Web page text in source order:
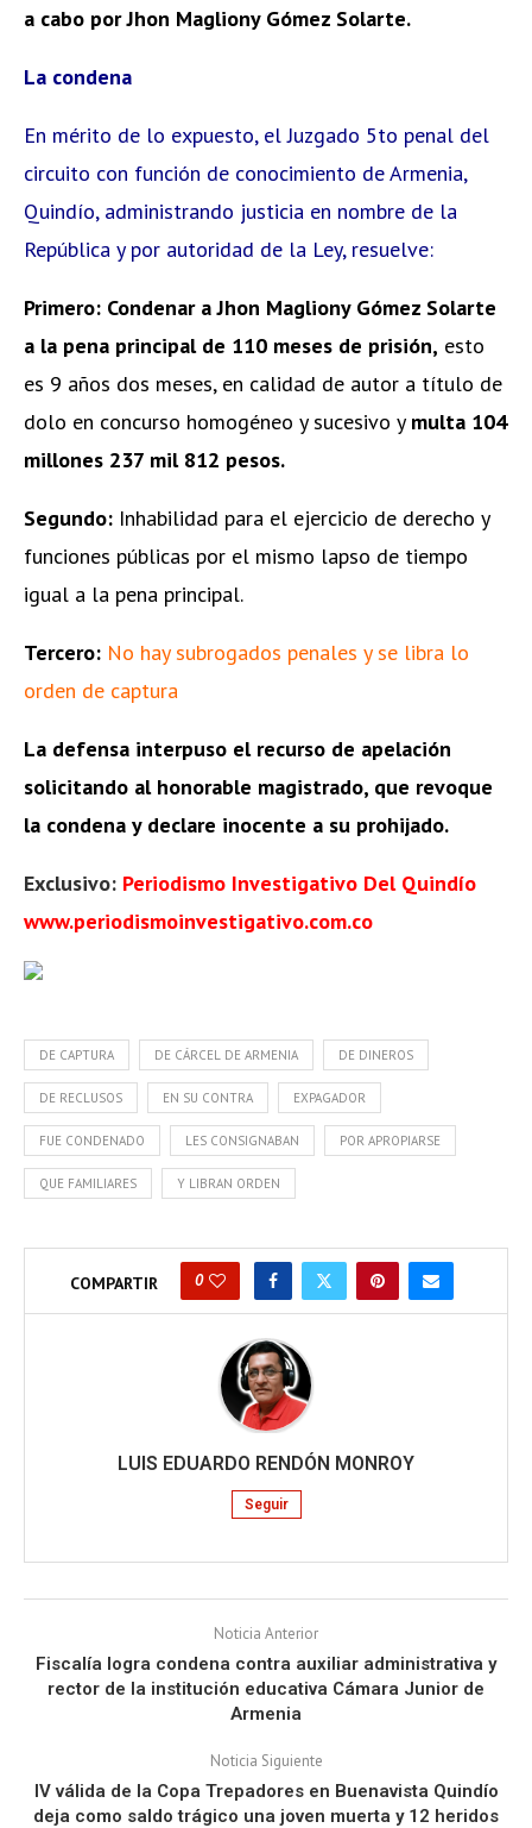
a cabo por Jhon Magliony Gómez Solarte.
La condena
En mérito de lo expuesto, el Juzgado 5to penal del
circuito con función de conocimiento de Armenia,
Quindío, administrando justicia en nombre de la
República y por autoridad de la Ley, resuelve:
Primero: Condenar a Jhon Magliony Gómez Solarte
a la pena principal de 110 meses de prisión, esto
es 9 años dos meses, en calidad de autor a título de
dolo en concurso homogéneo y sucesivo y multa 104
millones 237 mil 812 pesos.
Segundo: Inhabilidad para el ejercicio de derecho y
funciones públicas por el mismo lapso de tiempo
igual a la pena principal.
Tercero: No hay subrogados penales y se libra lo
orden de captura
La defensa interpuso el recurso de apelación
solicitando al honorable magistrado, que revoque
la condena y declare inocente a su prohijado.
Exclusivo: Periodismo Investigativo Del Quindío
www.periodismoinvestigativo.com.co
DE CAPTURA DE CÁRCEL DE ARMENIA DE DINEROS
DE RECLUSOS EN SU CONTRA EXPAGADOR
FUE CONDENADO LES CONSIGNABAN POR APROPIARSE
QUE FAMILIARES Y LIBRAN ORDEN
COMPARTIR 0
LUIS EDUARDO RENDÓN MONROY
Seguir
Noticia Anterior
Fiscalía logra condena contra auxiliar administrativa y
rector de la institución educativa Cámara Junior de
Armenia
Noticia Siguiente
IV válida de la Copa Trepadores en Buenavista Quindío
deja como saldo trágico una joven muerta y 12 heridos